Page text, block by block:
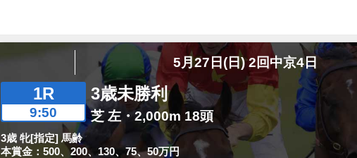
5月27日(日) 2回中京4日
1R
9:50
3歳未勝利
芝 左・2,000m 18頭
3歳 牝[指定] 馬齢
本賞金：500、200、130、75、50万円